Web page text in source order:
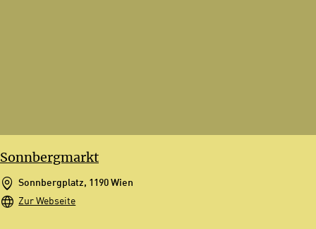
Sonnbergmarkt
Sonnbergplatz, 1190 Wien
Zur Webseite